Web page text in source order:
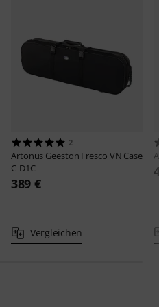
2
Artonus Geeston Fresco VN Case
C-D1C
389 €
Vergleichen